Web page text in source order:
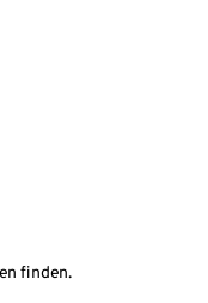
finden.